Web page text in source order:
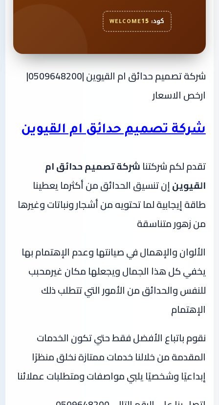
كود: WELCOME15
شركة تصميم حدائق ام القيوين |0509648200|
ارخص الاسعار
شركة تصميم حدائق ام القيوين
تقدم لكم شركتناشركة تصميم حدائق ام
القيوينإن تنسيق الحدائق من أكثرما يعطينا
طاقة إيجابية لما تحتويه من أشجار ونباتات وغيرها
من زهور متناسقة
الألوان والإهمال في صيانتها وعدم الإهتمام بها
يخفي كل هذا الجمال ويجعلها مكان غيرمحبب
للنفس والحدائق من الأمور التي تتطلب ذلك
الإهتمام
نقوم باتباع الأفضل فقط حتي تكون الخدمات
المقدمة من خلالنا خدمات ممتازة نخلق منظرًا
إبداعيًا وشخصيًا يلبي مواصفات ومتطلبات عملائنا